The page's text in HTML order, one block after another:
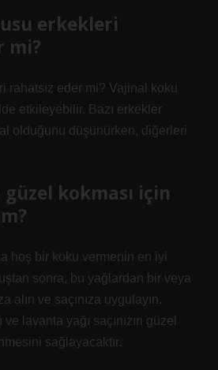
erkekleri
mi?
rahatsız eder mi? Vajinal koku
etkileyebilir. Bazı erkekler
olduğunu düşünürken, diğerleri
güzel kokması için
hoş bir koku vermenin en iyi
sonra, bu yağlardan bir veya
alın ve saçınıza uygulayın.
lavanta yağı saçınızın güzel
sağlayacaktır.